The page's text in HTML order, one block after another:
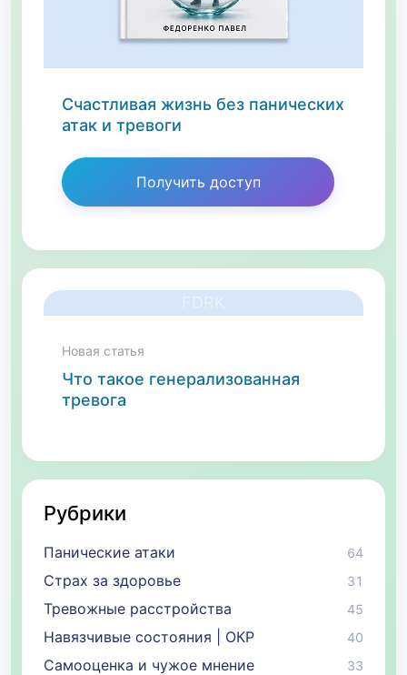
Счастливая жизнь без панических
атак и тревоги
Получить доступ
Новая статья
Что такое генерализованная
тревога
Рубрики
Панические атаки 64
Страх за здоровье 31
Тревожные расстройства 45
Навязчивые состояния | ОКР 40
Самооценка и чужое мнение 33